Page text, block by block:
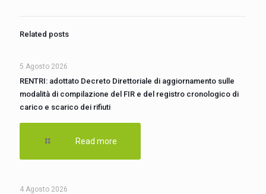
Related posts
5 Agosto 2026
RENTRI: adottato Decreto Direttoriale di aggiornamento sulle
modalità di compilazione del FIR e del registro cronologico di
carico e scarico dei rifiuti
Read more
4 Agosto 2026